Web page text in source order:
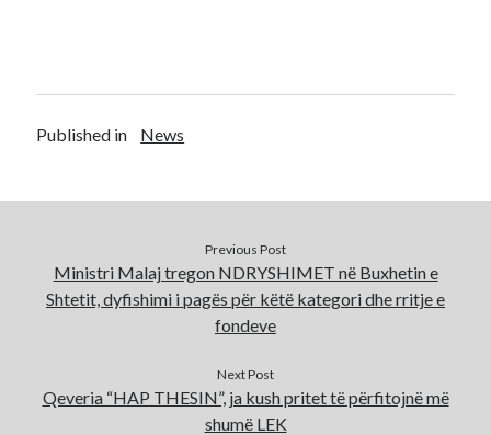
Published in News
Previous Post
Ministri Malaj tregon NDRYSHIMET në Buxhetin e
Shtetit, dyfishimi i pagës për këtë kategori dhe rritje e
fondeve
Next Post
Qeveria “HAP THESIN”, ja kush pritet të përfitojnë më
shumë LEK